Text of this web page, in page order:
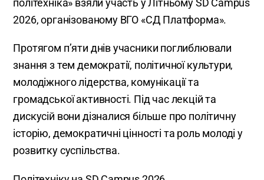
політехніка» взяли участь у Літньому SD Campus
2026, організованому ВГО «СД Платформа».
Протягом п’яти днів учасники поглиблювали
знання з тем демократії, політичної культури,
молодіжного лідерства, комунікації та
громадської активності. Під час лекцій та
дискусій вони дізналися більше про політичну
історію, демократичні цінності та роль молоді у
розвитку суспільства.